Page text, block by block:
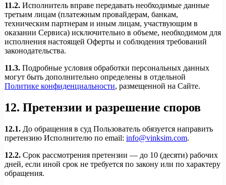
11.2. Исполнитель вправе передавать необходимые данные
третьим лицам (платежным провайдерам, банкам,
техническим партнерам и иным лицам, участвующим в
оказании Сервиса) исключительно в объеме, необходимом для
исполнения настоящей Оферты и соблюдения требований
законодательства.
11.3. Подробные условия обработки персональных данных
могут быть дополнительно определены в отдельной
Политике конфиденциальности, размещенной на Сайте.
12. Претензии и разрешение споров
12.1. До обращения в суд Пользователь обязуется направить
претензию Исполнителю по email: info@vinksim.com.
12.2. Срок рассмотрения претензии — до 10 (десяти) рабочих
дней, если иной срок не требуется по закону или по характеру
обращения.